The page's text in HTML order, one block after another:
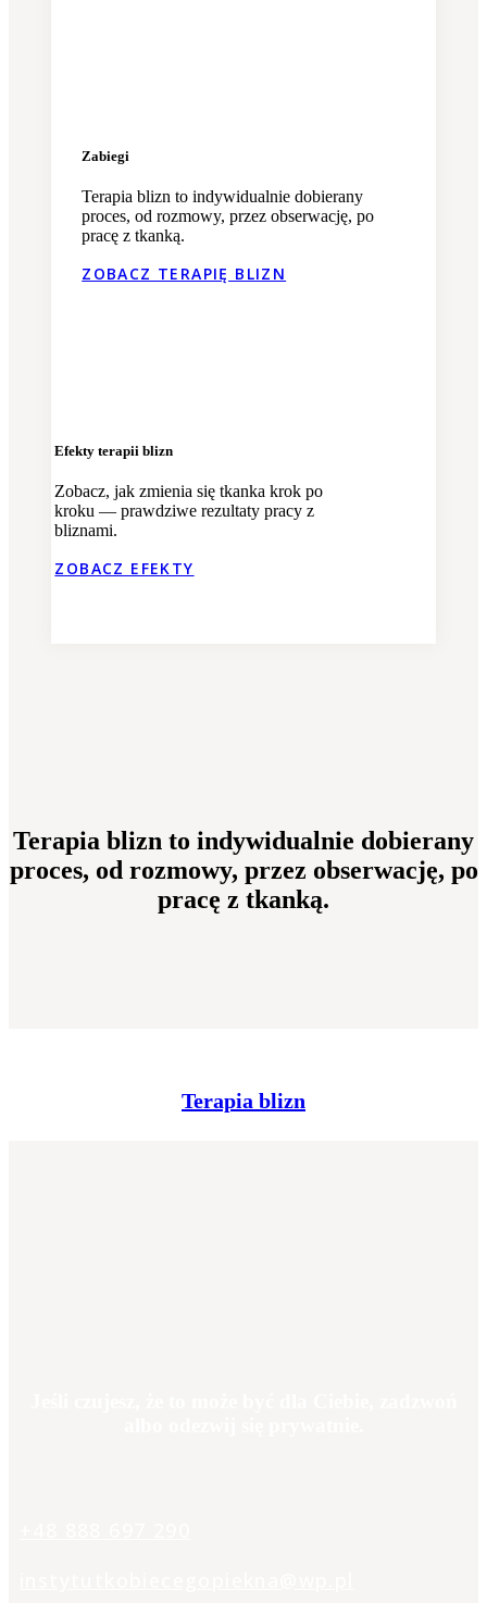
Zabiegi
Terapia blizn to indywidualnie dobierany
proces, od rozmowy, przez obserwację, po
pracę z tkanką.
ZOBACZ TERAPIĘ BLIZN
Efekty terapii blizn
Zobacz, jak zmienia się tkanka krok po
kroku — prawdziwe rezultaty pracy z
bliznami.
ZOBACZ EFEKTY
Terapia blizn to indywidualnie dobierany
proces, od rozmowy, przez obserwację, po
pracę z tkanką.
Terapia blizn